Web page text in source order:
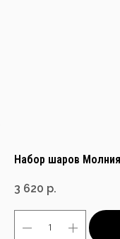
Набор шаров Молния
3 620 р.